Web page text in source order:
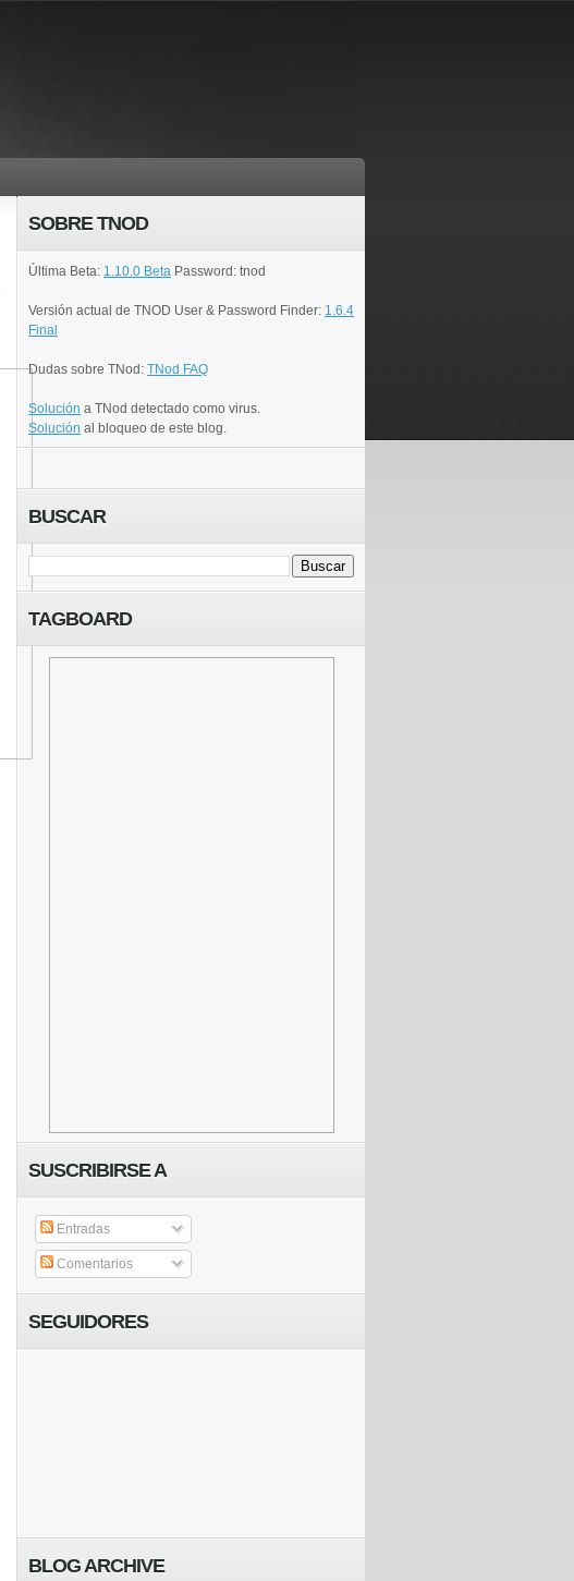
SOBRE TNOD
Última Beta: 1.10.0 Beta Password: tnod
Versión actual de TNOD User & Password Finder: 1.6.4
Final
Dudas sobre TNod: TNod FAQ
Solución a TNod detectado como virus.
Solución al bloqueo de este blog.
BUSCAR
TAGBOARD
SUSCRIBIRSE A
Entradas
Comentarios
SEGUIDORES
BLOG ARCHIVE